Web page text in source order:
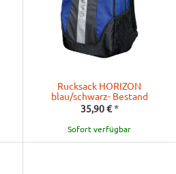
Rucksack HORIZON
blau/schwarz- Bestand
35,90 €*
Sofort verfügbar